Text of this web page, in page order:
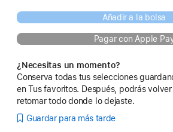
Añadir a la bolsa
Pagar con Apple
¿Necesitas un momento?
Conserva todas tus selecciones
en Tus favoritos. Después, podrás
retomar todo donde lo dejaste.
Guardar para más tarde